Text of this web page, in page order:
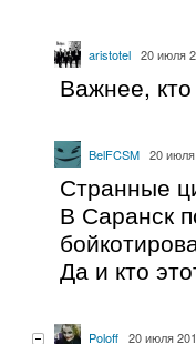
aristotel 20 июля
Важнее,
BelFCSM 20
Странные
В Саранск
Да и кто
Poloff 20 июля